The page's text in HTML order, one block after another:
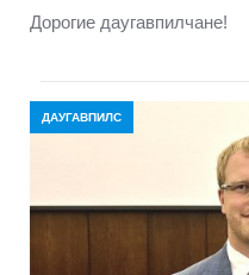
Дорогие даугавпилчане!
ДАУГАВПИЛС